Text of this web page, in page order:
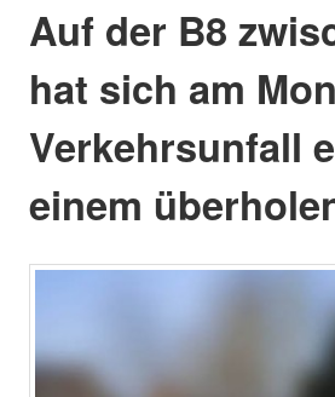
Auf der B8
hat sich am
Verkehrsunfall
einem